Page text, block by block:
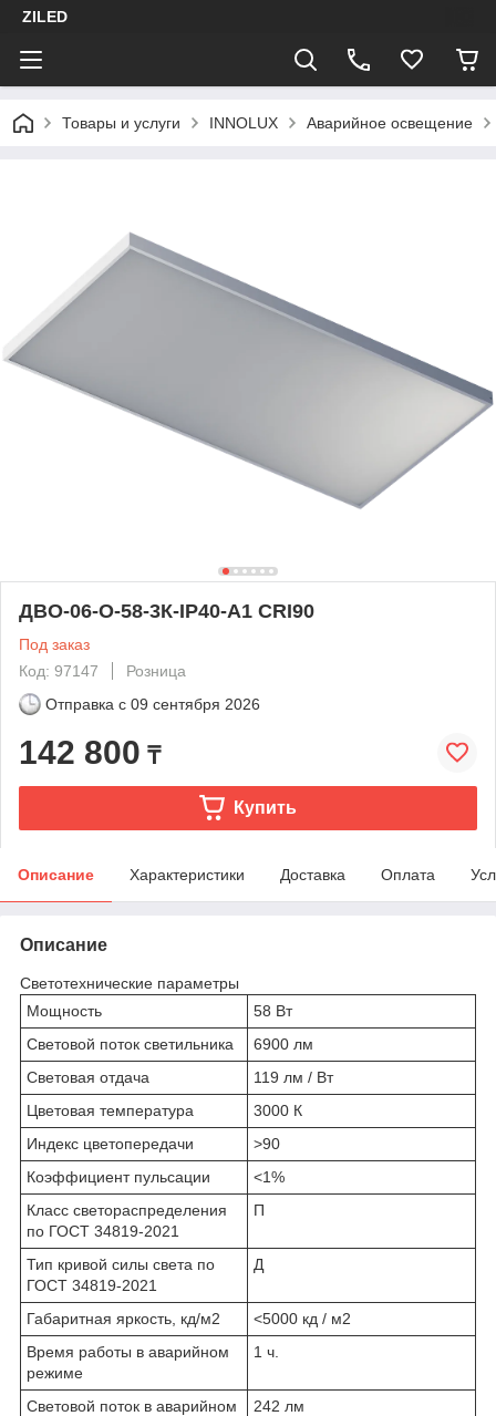
ZILED
Товары и услуги INNOLUX Аварийное освещение
ДВО-06-О-58-3К-IP40-А1 CRI90
Под заказ
Код: 97147
Розница
Отправка с 09 сентября 2026
142 800 ₸
Купить
Описание Характеристики Доставка Оплата
Описание
Светотехнические параметры
Мощность
58 Вт
Световой поток светильника
6900 лм
Световая отдача
119 лм / Вт
Цветовая температура
3000 К
Индекс цветопередачи
>90
Коэффициент пульсации
<1%
Класс светораспределения
по ГОСТ 34819-2021
П
Тип кривой силы света по
ГОСТ 34819-2021
Д
Габаритная яркость, кд/м2
<5000 кд / м2
Время работы в аварийном
режиме
1 ч.
Световой поток в аварийном
242 лм